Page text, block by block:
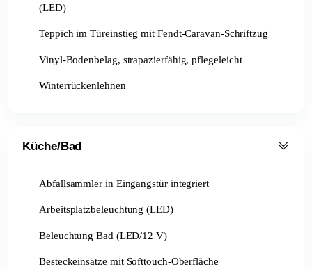
(LED)
Teppich im Türeinstieg mit Fendt-Caravan-Schriftzug
Vinyl-Bodenbelag, strapazierfähig, pflegeleicht
Winterrückenlehnen
Küche/Bad
Abfallsammler in Eingangstür integriert
Arbeitsplatzbeleuchtung (LED)
Beleuchtung Bad (LED/12 V)
Besteckeinsätze mit Softtouch-Oberfläche